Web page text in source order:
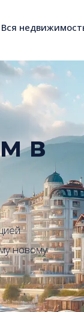
Вся
в
новому